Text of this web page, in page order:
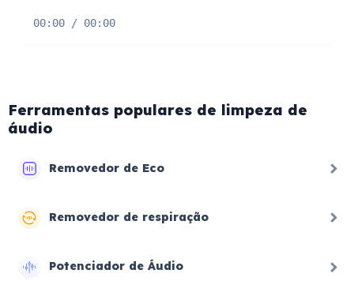
00:00 / 00:00
Ferramentas populares de limpeza de
áudio
Removedor de Eco
Removedor de respiração
Potenciador de Áudio